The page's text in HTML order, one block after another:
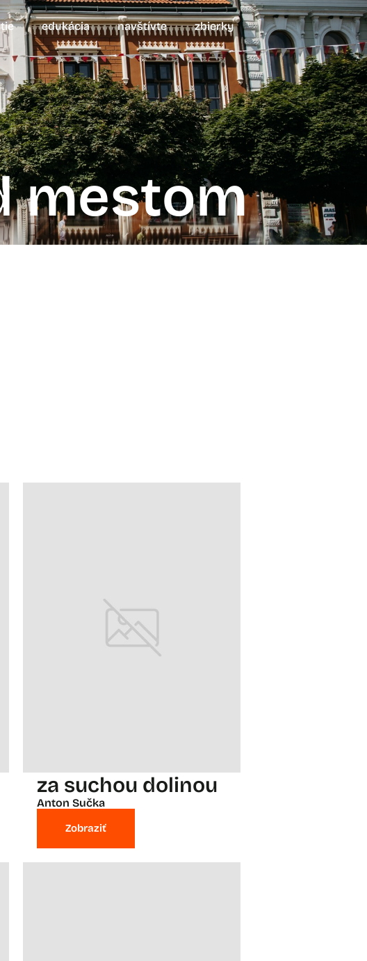
edukácia navštívte zbierky
mestom
za suchou dolinou
Anton Sučka
Zobraziť